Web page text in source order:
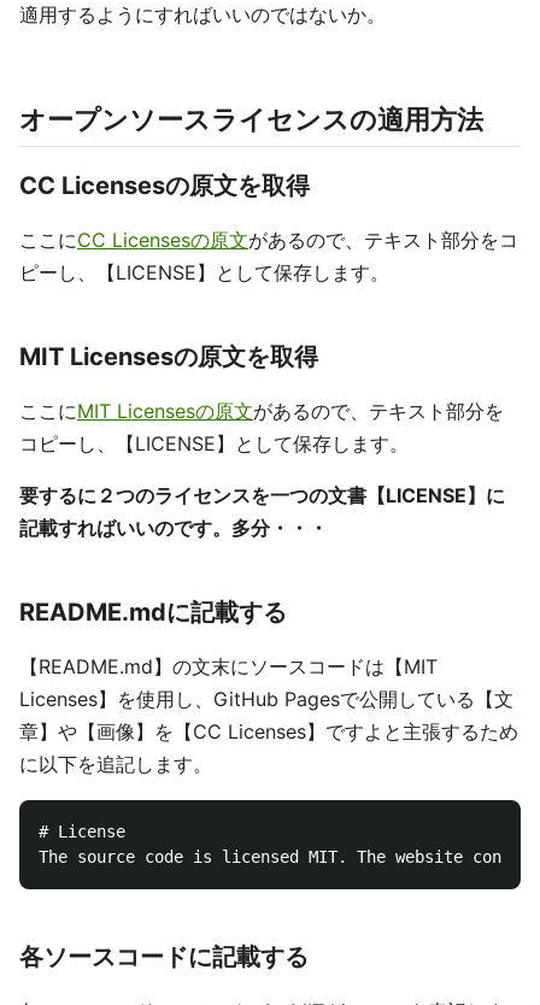
適用するようにすればいいのではないか。
オープンソースライセンスの適用方法
CC Licensesの原文を取得
ここにCC Licensesの原文があるので、テキスト部分をコ
ピーし、【LICENSE】として保存します。
MIT Licensesの原文を取得
ここにMIT Licensesの原文があるので、テキスト部分を
コピーし、【LICENSE】として保存します。
要するに２つのライセンスを一つの文書【LICENSE】に
記載すればいいのです。多分・・・
README.mdに記載する
【README.md】の文末にソースコードは【MIT
Licenses】を使用し、GitHub Pagesで公開している【文
章】や【画像】を【CC Licenses】ですよと主張するため
に以下を追記します。
# License
各ソースコードに記載する